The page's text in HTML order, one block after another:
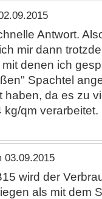
Antwort.
mir dann
denen ich
Spachtel
haben, da es zu
kg/qm verarbeitet.
03.09.2015
wird der
als mit dem